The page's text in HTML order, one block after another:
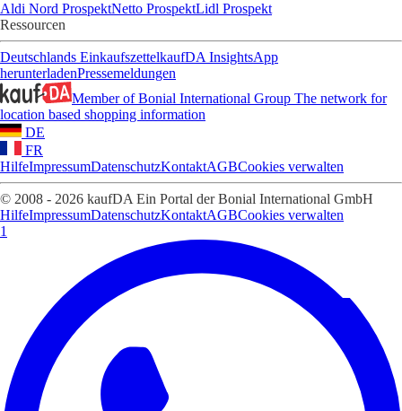
Aldi Nord ProspektNetto ProspektLidl Prospekt
Ressourcen
Deutschlands EinkaufszettelkaufDA InsightsApp
herunterladenPressemeldungen
Member of Bonial International Group The network for
location based shopping information
DE
FR
HilfeImpressumDatenschutzKontaktAGBCookies verwalten
© 2008 - 2026 kaufDA Ein Portal der Bonial International GmbH
HilfeImpressumDatenschutzKontaktAGBCookies verwalten
1